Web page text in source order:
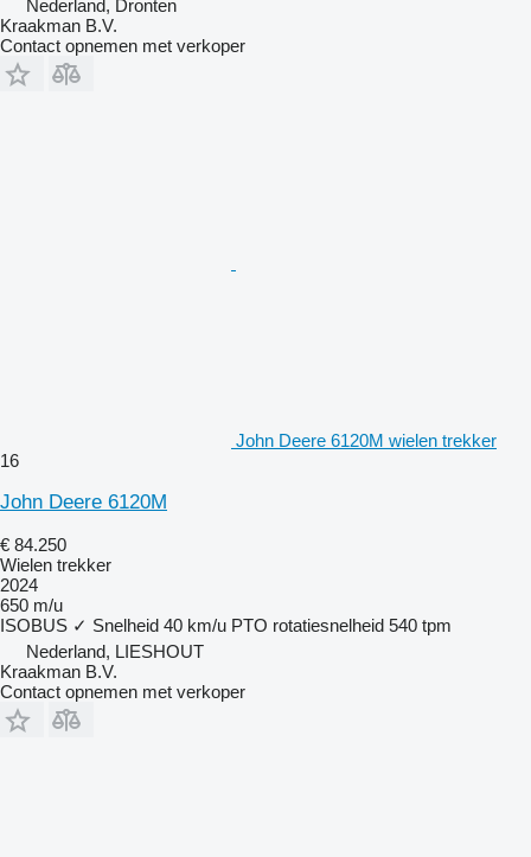
Nederland, Dronten
Kraakman B.V.
Contact opnemen met verkoper
John Deere 6120M wielen trekker
16
John Deere 6120M
€ 84.250
Wielen trekker
2024
650 m/u
ISOBUS ✓ Snelheid 40 km/u PTO rotatiesnelheid 540 tpm
Nederland, LIESHOUT
Kraakman B.V.
Contact opnemen met verkoper